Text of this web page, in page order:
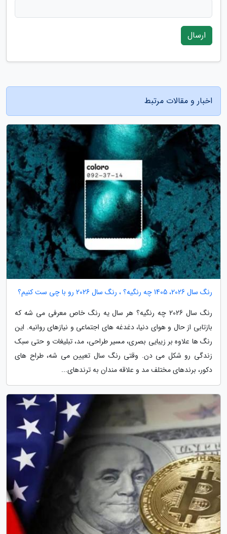
ارسال
اخبار و مقالات مرتبط
رنگ سال 2026، 1405 چه رنگیه؟ ، رنگ سال 2026 رو با چی ست کنیم؟
رنگ سال 2026 چه رنگیه؟ هر سال یه رنگ خاص معرفی می شه که
بازتابی از حال و هوای دنیا، دغدغه های اجتماعی و نیازهای روانیه. این
رنگ ها علاوه بر زیبایی بصری، مسیر طراحی، مد، تبلیغات و حتی سبک
زندگی رو شکل می دن. وقتی رنگ سال تعیین می شه، طراح های
دکور، برندهای مختلف مد و علاقه مندان به ترندهای...